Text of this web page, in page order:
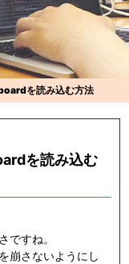
を読み込む方法
を読み込む
ですね。
崩さないようにし